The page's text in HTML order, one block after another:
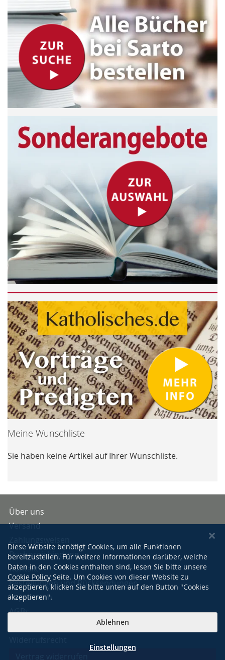
Meine Wunschliste
Sie haben keine Artikel auf Ihrer Wunschliste.
Über uns
Versand
Buchpreisbindung
Kontakt
Bestellungen und Rücksendungen
Impressum
AGBs
Diese Website benötigt Cookies, um alle Funktionen
bereitzustellen. Für weitere Informationen darüber, welche
Daten in den Cookies enthalten sind, lesen Sie bitte unsere
Cookie Policy Seite. Um Cookies von dieser Website zu
akzeptieren, klicken Sie bitte unten auf den Button "Cookies
akzeptieren".
Ablehnen
Einstellungen